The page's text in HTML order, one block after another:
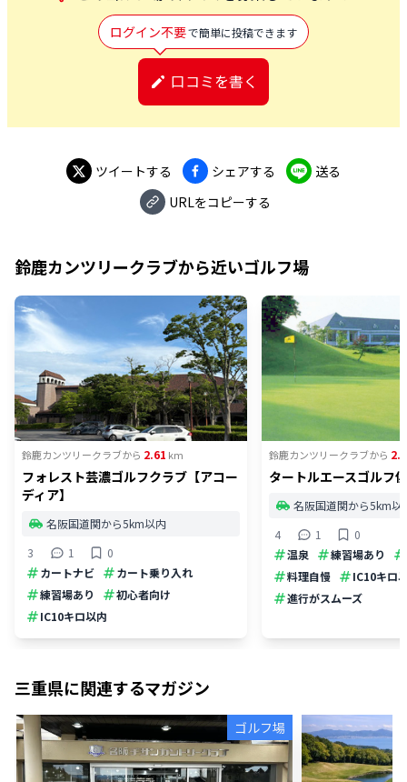
ログイン不要で簡単に投稿できます
口コミを書く
ツイートする シェアする
送る
URLをコピーする
鈴鹿カンツリークラブから近いゴルフ場
鈴鹿カンツリークラブから 2.61 km
フォレスト芸濃ゴルフクラブ【アコー
ディア】
名阪国道関から5km以内
3
1
0
カートナビ
カート乗り入れ
練習場あり
初心者向け
IC10キロ以内
鈴鹿カンツリークラブから
タートルエースゴルフ
名阪国道関から5km以
4
1
0
温泉
練習場あり
料理自慢
IC10キロ
進行がスムーズ
三重県に関連するマガジン
ゴルフ場